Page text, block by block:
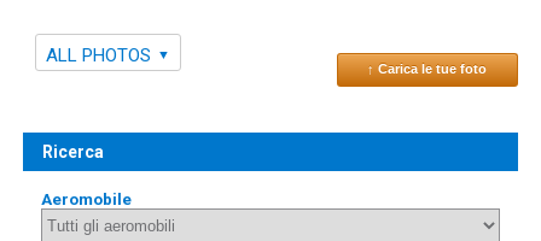
ALL PHOTOS
↑ Carica le tue foto
Ricerca
Aeromobile